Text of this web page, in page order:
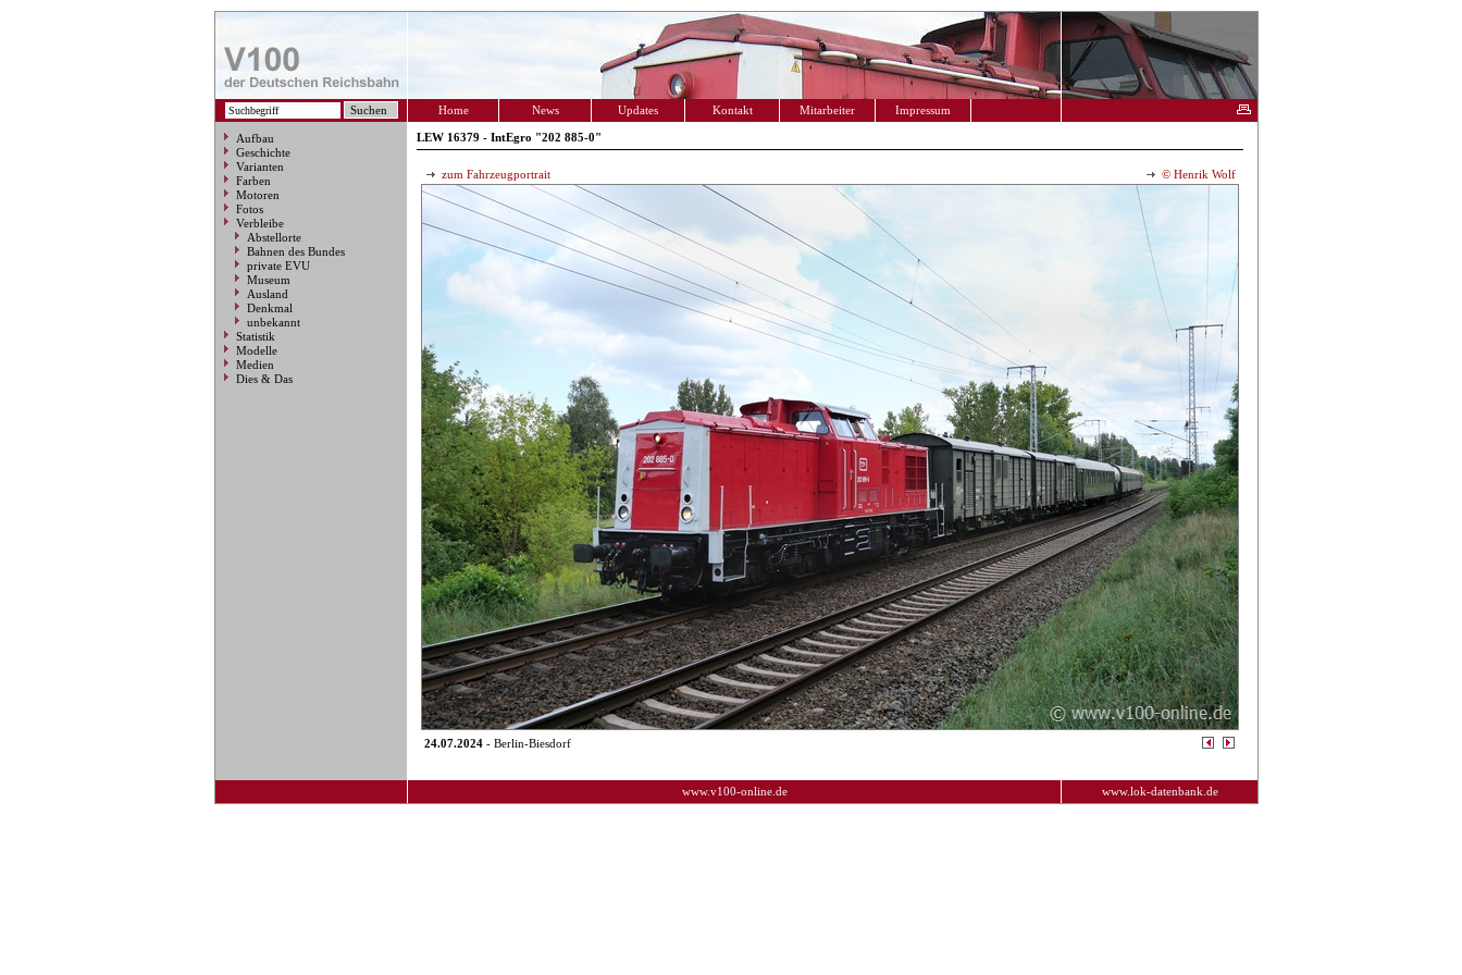
Home News Updates Kontakt Mitarbeiter Impressum
Aufbau
Geschichte
Varianten
Farben
Motoren
Fotos
Verbleibe
Abstellorte
Bahnen des Bundes
private EVU
Museum
Ausland
Denkmal
unbekannt
Statistik
Modelle
Medien
Dies & Das
LEW 16379 - IntEgro "202 885-0"
zum Fahrzeugportrait © Henrik Wolf
24.07.2024 - Berlin-Biesdorf
www.v100-online.de www.lok-datenbank.de